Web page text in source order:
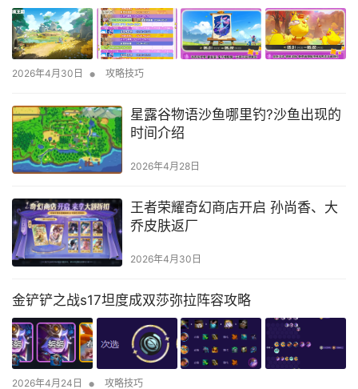
2026年4月30日 • 攻略技巧
星露谷物语沙鱼哪里钓?沙鱼出现的
时间介绍
2026年4月28日
王者荣耀奇幻商店开启 孙尚香、大
乔皮肤返厂
2026年4月30日
金铲铲之战s17坦度成双莎弥拉阵容攻略
2026年4月24日 • 攻略技巧